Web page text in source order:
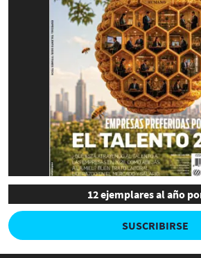
12 ejemplares al año
SUSCRIBIRSE